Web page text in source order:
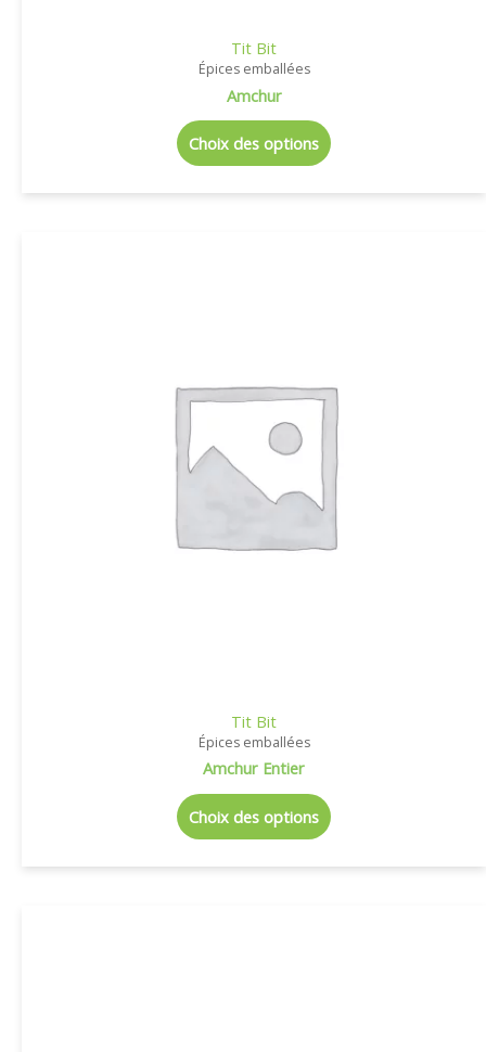
Tit Bit
Épices emballées
Amchur
Choix des options
Tit Bit
Épices emballées
Amchur Entier
Choix des options